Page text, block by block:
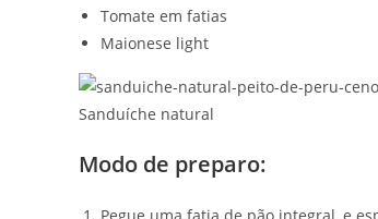
Tomate em fatias
Maionese light
Sanduíche natural
Modo de preparo: